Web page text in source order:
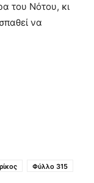
του Νότου, κι
να
Φύλλο 315